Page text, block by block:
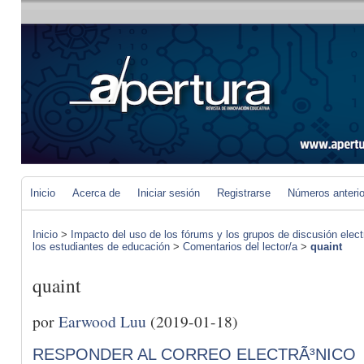
Inicio Acerca de Iniciar sesión Registrarse Números
Inicio > Impacto del uso de los fórums y los grupos de discusión
los estudiantes de educación > Comentarios del lector/a> quaint
quaint
porEarwood Luu (2019-01-18)
RESPONDER AL CORREO ELECTRÃ³NICO